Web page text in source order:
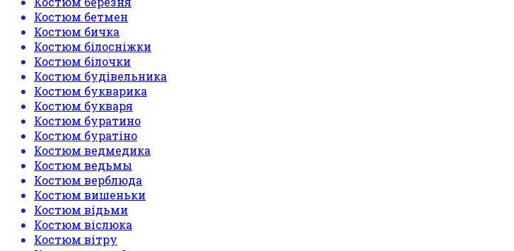
Костюм бетмен
Костюм бичка
Костюм білосніжки
Костюм білочки
Костюм будівельника
Костюм букварика
Костюм букваря
Костюм буратино
Костюм буратіно
Костюм ведмедика
Костюм ведьмы
Костюм верблюда
Костюм вишеньки
Костюм відьми
Костюм віслюка
Костюм вітру